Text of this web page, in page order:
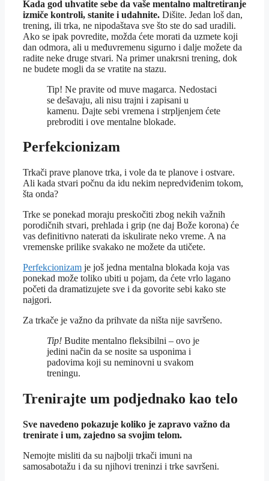
Kada god uhvatite sebe da vaše mentalno maltretiranje
izmiče kontroli, stanite i udahnite. Dišite. Jedan loš dan,
trening, ili trka, ne nipodaštava sve što ste do sad uradili.
Ako se ipak povredite, možda ćete morati da uzmete koji
dan odmora, ali u međuvremenu sigurno i dalje možete da
radite neke druge stvari. Na primer unakrsni trening, dok
ne budete mogli da se vratite na stazu.
Tip! Ne pravite od muve magarca. Nedostaci
se dešavaju, ali nisu trajni i zapisani u
kamenu. Dajte sebi vremena i strpljenjem ćete
prebroditi i ove mentalne blokade.
Perfekcionizam
Trkači prave planove trka, i vole da te planove i ostvare.
Ali kada stvari počnu da idu nekim nepredviđenim tokom,
šta onda?
Trke se ponekad moraju preskočiti zbog nekih važnih
porodičnih stvari, prehlada i grip (ne daj Bože korona) će
vas definitivno naterati da iskulirate neko vreme. A na
vremenske prilike svakako ne možete da utičete.
Perfekcionizam je još jedna mentalna blokada koja vas
ponekad može toliko ubiti u pojam, da ćete vrlo lagano
početi da dramatizujete sve i da govorite sebi kako ste
najgori.
Za trkače je važno da prihvate da ništa nije savršeno.
Tip! Budite mentalno fleksibilni – ovo je
jedini način da se nosite sa usponima i
padovima koji su neminovni u svakom
treningu.
Trenirajte um podjednako kao telo
Sve navedeno pokazuje koliko je zapravo važno da
trenirate i um, zajedno sa svojim telom.
Nemojte misliti da su najbolji trkači imuni na
samosabotažu i da su njihovi treninzi i trke savršeni.